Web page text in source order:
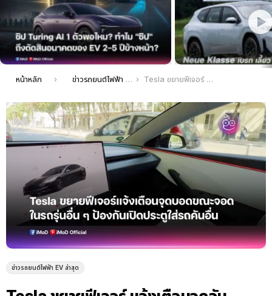
ล่าสุด
คุณอยู่ที่นี่:
หน้าหลัก ข่าวรถยนต์ไฟฟ้า EV ล่าสุด Tesla ขยายฟีเจอร์ แจ้งเตือนจุดอับสายตาขณะจอด ให้รถรุ่น Model Y, S และ X ได้ใช้กันแล้ว
ข่าวรถยนต์ไฟฟ้า EV ล่าสุด